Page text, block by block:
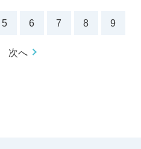
5 6 7 8 9
次へ